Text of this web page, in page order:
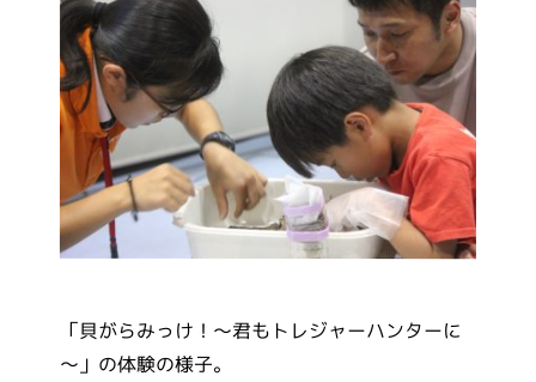
「貝がらみっけ！～君もトレジャーハンターに
～」の体験の様子。